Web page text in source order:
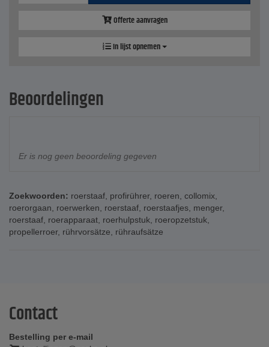
Offerte aanvragen
In lijst opnemen
Beoordelingen
Er is nog geen beoordeling gegeven
Zoekwoorden: roerstaaf, profirührer, roeren, collomix,
roerorgaan, roerwerken, roerstaaf, roerstaafjes, menger,
roerstaaf, roerapparaat, roerhulpstuk, roeropzetstuk,
propellerroer, rührvorsätze, rühraufsätze
Contact
Bestelling per e-mail